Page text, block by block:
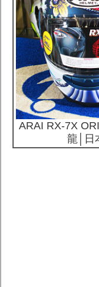
ARAI RX-7X
龍│日